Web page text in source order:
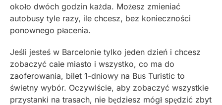
około dwóch godzin każda. Możesz zmieniać
autobusy tyle razy, ile chcesz, bez konieczności
ponownego płacenia.
Jeśli jesteś w Barcelonie tylko jeden dzień i chcesz
zobaczyć całe miasto i wszystko, co ma do
zaoferowania, bilet 1-dniowy na Bus Turistic to
świetny wybór. Oczywiście, aby zobaczyć wszystkie
przystanki na trasach, nie będziesz mógł spędzić zbyt